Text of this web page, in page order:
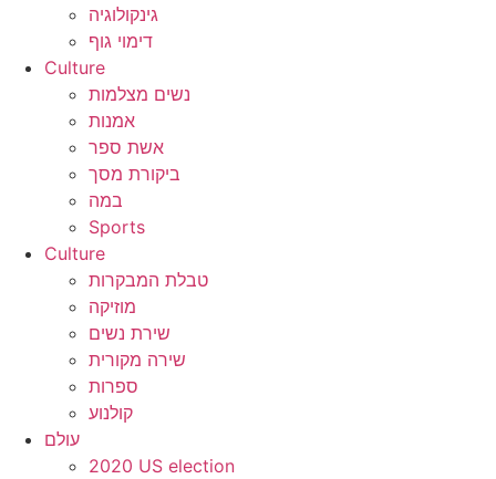
גינקולוגיה
דימוי גוף
Culture
נשים מצלמות
אמנות
אשת ספר
ביקורת מסך
במה
Sports
Culture
טבלת המבקרות
מוזיקה
שירת נשים
שירה מקורית
ספרות
קולנוע
עולם
2020 US election